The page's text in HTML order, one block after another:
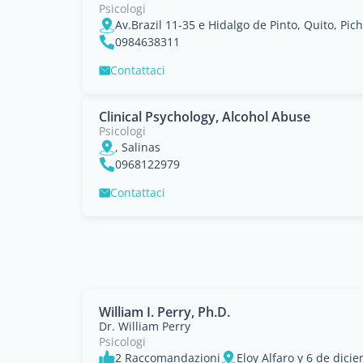
Psicologi
Av.Brazil 11-35 e Hidalgo de Pinto, Quito,
0984638311
Contattaci
Clinical Psychology, Alcohol Abuse
Psicologi
, Salinas
0968122979
Contattaci
William I. Perry, Ph.D.
Dr. William Perry
Psicologi
2 Raccomandazioni
Eloy Alfaro y 6 de